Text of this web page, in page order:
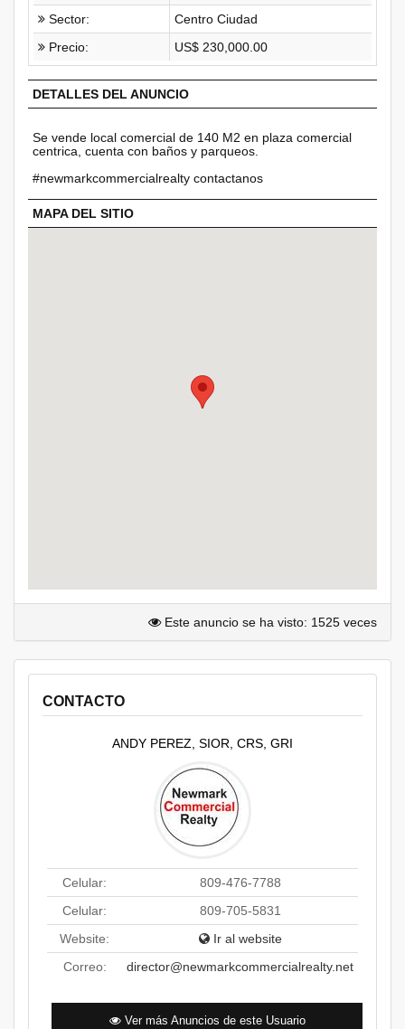
Sector:
Centro Ciudad
Precio:
US$ 230,000.00
DETALLES DEL ANUNCIO
Se vende local comercial de 140 M2 en plaza comercial
centrica, cuenta con baños y parqueos.
#newmarkcommercialrealty contactanos
MAPA DEL SITIO
Este anuncio se ha visto: 1525 veces
CONTACTO
ANDY PEREZ, SIOR, CRS, GRI
Celular:
809-476-7788
Celular:
809-705-5831
Website:
Ir al website
Correo:
director@newmarkcommercialrealty.net
Ver más Anuncios de este Usuario